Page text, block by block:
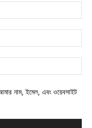
নাম, ইমেল, এবং ওয়েবসাইট